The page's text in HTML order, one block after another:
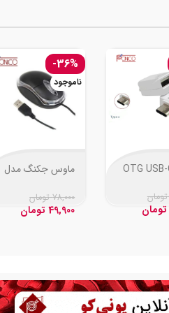
تومان
تومان
-36%
ناموجود
ماوس جکنگ مدل
78,000 تومان
49,900 تومان